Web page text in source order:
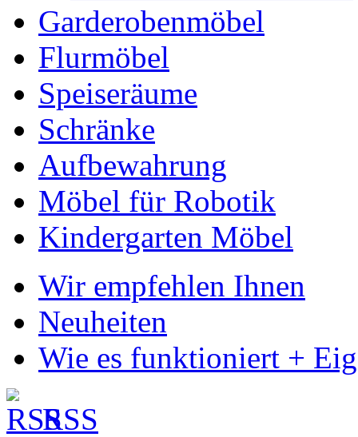
Garderobenmöbel
Flurmöbel
Speiseräume
Schränke
Aufbewahrung
Möbel für Robotik
Kindergarten Möbel
Wir empfehlen Ihnen
Neuheiten
Wie es funktioniert +
RSS